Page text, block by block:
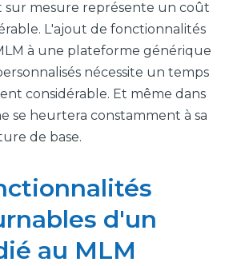
mesure représente un coût
L'ajout de fonctionnalités
à une plateforme générique
nécessite un temps
considérable. Et même dans
se heurtera constamment à sa
de base.
d'un
au MLM